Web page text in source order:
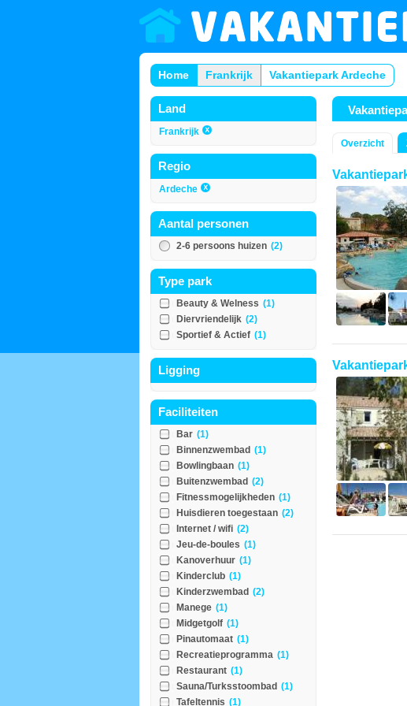
Home Frankrijk Vakantiepark Ardeche
Land
Frankrijk
Regio
Ardeche
Aantal personen
2-6 persoons huizen (2)
Type park
Beauty & Welness (1)
Diervriendelijk (2)
Sportief & Actief (1)
Ligging
Faciliteiten
Bar (1)
Binnenzwembad (1)
Bowlingbaan (1)
Buitenzwembad (2)
Fitnessmogelijkheden (1)
Huisdieren toegestaan (2)
Internet / wifi (2)
Jeu-de-boules (1)
Kanoverhuur (1)
Kinderclub (1)
Kinderzwembad (2)
Manege (1)
Midgetgolf (1)
Pinautomaat (1)
Recreatieprogramma (1)
Restaurant (1)
Sauna/Turksstoombad (1)
Tafeltennis (1)
Overzicht